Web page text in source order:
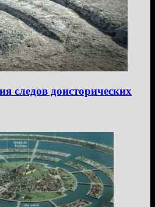
следов доисторических